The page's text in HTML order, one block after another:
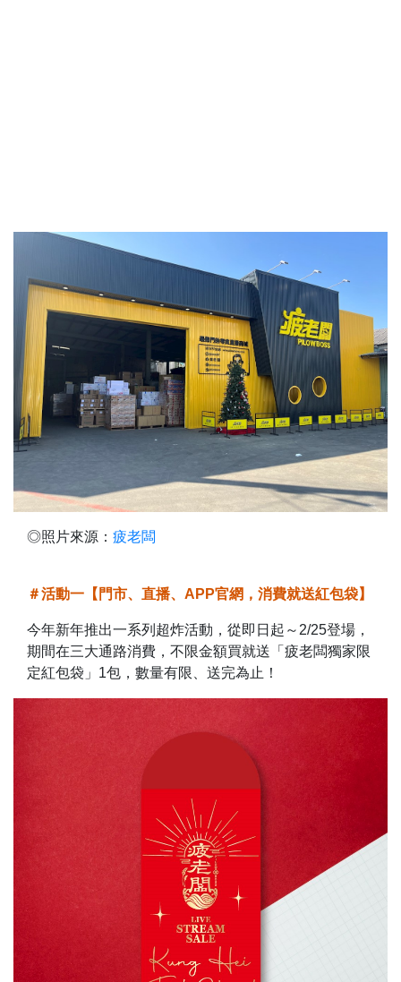
◎照片來源： 疲老闆
＃活動一【門市、直播、APP官網，消費就送紅包袋】
今年新年推出一系列超炸活動，從即日起～2/25登場，
期間在三大通路消費，不限金額買就送「疲老闆獨家限
定紅包袋」1包，數量有限、送完為止！